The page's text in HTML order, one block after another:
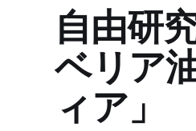
自由研
ベリア
ィア」